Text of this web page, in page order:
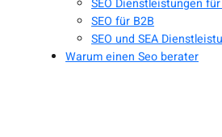
SEO Dienstleistungen
SEO für B2B
SEO und SEA
Warum einen Seo berater